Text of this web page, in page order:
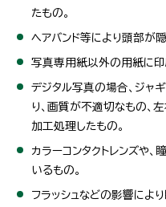
たもの。
ヘアバンド等により頭部が
写真専用紙以外の用紙に印
デジタル写真の場合、ジャ
り、画質が不適切なもの、
加工処理したもの。
カラーコンタクトレンズや、
いるもの。
フラッシュなどの影響によ